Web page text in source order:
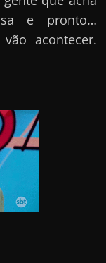
e pronto…
acontecer.